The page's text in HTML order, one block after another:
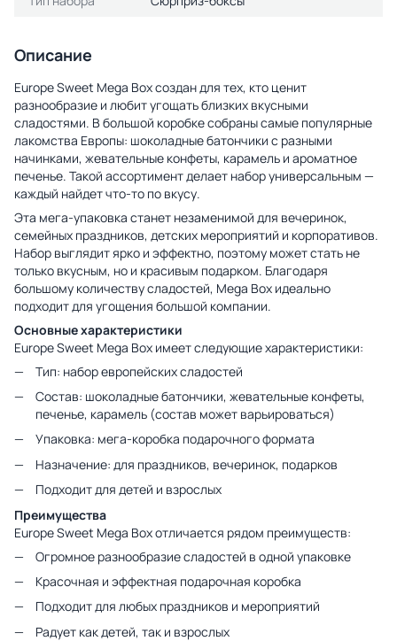
Описание
Europe Sweet Mega Box создан для тех, кто ценит
разнообразие и любит угощать близких вкусными
сладостями. В большой коробке собраны самые популярные
лакомства Европы: шоколадные батончики с разными
начинками, жевательные конфеты, карамель и ароматное
печенье. Такой ассортимент делает набор универсальным —
каждый найдет что-то по вкусу.
Эта мега-упаковка станет незаменимой для вечеринок,
семейных праздников, детских мероприятий и корпоративов.
Набор выглядит ярко и эффектно, поэтому может стать не
только вкусным, но и красивым подарком. Благодаря
большому количеству сладостей, Mega Box идеально
подходит для угощения большой компании.
Основные характеристики
Europe Sweet Mega Box имеет следующие характеристики:
Тип: набор европейских сладостей
Состав: шоколадные батончики, жевательные конфеты,
печенье, карамель (состав может варьироваться)
Упаковка: мега-коробка подарочного формата
Назначение: для праздников, вечеринок, подарков
Подходит для детей и взрослых
Преимущества
Europe Sweet Mega Box отличается рядом преимуществ:
Огромное разнообразие сладостей в одной упаковке
Красочная и эффектная подарочная коробка
Подходит для любых праздников и мероприятий
Радует как детей, так и взрослых